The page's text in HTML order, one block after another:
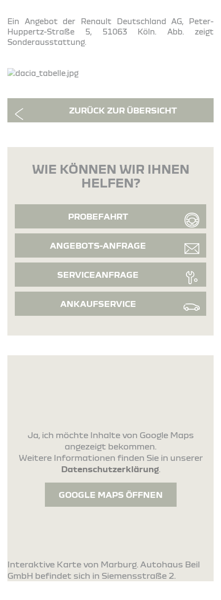
Ein Angebot der Renault Deutschland AG, Peter-
Huppertz-Straße 5, 51063 Köln. Abb. zeigt
Sonderausstattung.
ZURÜCK ZUR ÜBERSICHT
WIE KÖNNEN WIR IHNEN
HELFEN?
PROBEFAHRT
ANGEBOTS-ANFRAGE
SERVICEANFRAGE
ANKAUFSERVICE
Ja, ich möchte Inhalte von Google Maps
angezeigt bekommen.
Weitere Informationen finden Sie in unserer
Datenschutzerklärung.
GOOGLE MAPS ÖFFNEN
Interaktive Karte von Marburg. Autohaus Beil
GmbH befindet sich in Siemensstraße 2.